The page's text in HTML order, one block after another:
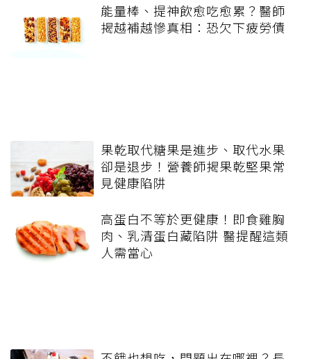
能量棒、提神飲愈吃愈累？醫師
揭越補越慘真相：恐欠下疲勞債
果乾取代糖果是進步、取代水果
卻是退步！營養師揭果乾堅果常
見健康陷阱
高蛋白不等於更健康！即食雞胸
肉、乳清蛋白藏陷阱 醫提醒這類
人需當心